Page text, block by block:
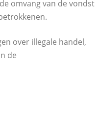
omvang van de vondst
over illegale handel,
de